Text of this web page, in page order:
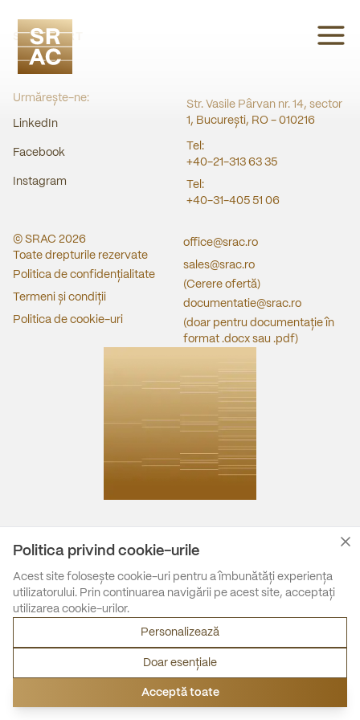
SRAC CERT
Urmărește-ne:
LinkedIn
Facebook
Instagram
Str. Vasile Pârvan nr. 14, sector
1, București, RO - 010216
Tel:
+40-21-313 63 35
Tel:
+40-31-405 51 06
© SRAC 2026
Toate drepturile rezervate
Politica de confidențialitate
Termeni și condiții
Politica de cookie-uri
office@srac.ro
sales@srac.ro
(Cerere ofertă)
documentatie@srac.ro
(doar pentru documentație în
format .docx sau .pdf)
Politica privind cookie-urile
Acest site folosește cookie-uri pentru a îmbunătăți experiența
utilizatorului. Prin continuarea navigării pe acest site, acceptați
utilizarea cookie-urilor.
Personalizează
Doar esențiale
Acceptă toate